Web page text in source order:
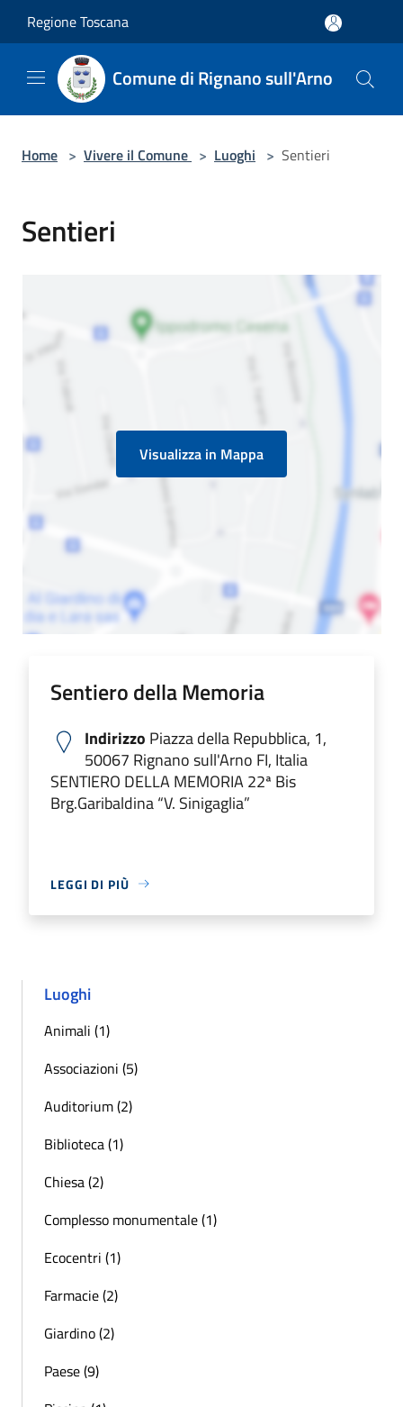
Regione Toscana
Comune di Rignano sull'Arno
Home > Vivere il Comune > Luoghi > Sentieri
Sentieri
Visualizza in Mappa
Sentiero della Memoria
Indirizzo Piazza della Repubblica, 1,
50067 Rignano sull'Arno FI, Italia
SENTIERO DELLA MEMORIA 22ª Bis
Brg.Garibaldina “V. Sinigaglia”
LEGGI DI PIÙ
Luoghi
Animali (1)
Associazioni (5)
Auditorium (2)
Biblioteca (1)
Chiesa (2)
Complesso monumentale (1)
Ecocentri (1)
Farmacie (2)
Giardino (2)
Paese (9)